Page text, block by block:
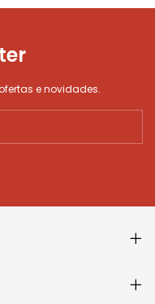
e novidades.